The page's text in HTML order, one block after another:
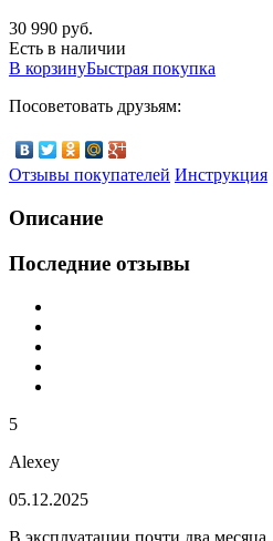
30 990 руб.
Есть в наличии
В корзинуБыстрая покупка
Посоветовать друзьям:
Отзывы покупателей Инструкция
Описание
Последние отзывы
5
Alexey
05.12.2025
В эксплуатации почти два